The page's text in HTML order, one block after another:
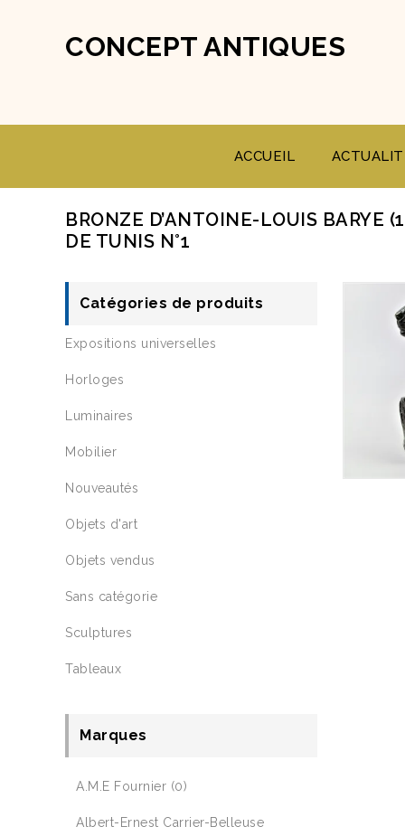
CONCEPT ANTIQUES
ACCUEIL
BRONZE D’ANTOINE-LOUIS BARYE
DE TUNIS N°1
Catégories de produits
Expositions universelles
Horloges
Luminaires
Mobilier
Nouveautés
Objets d'art
Objets vendus
Sans catégorie
Sculptures
Tableaux
Marques
A.M.E Fournier (0)
Albert-Ernest Carrier-Belleuse